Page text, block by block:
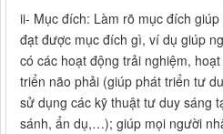
ii- Mục đích: Làm rõ mục đích
đạt được mục đích gì, ví dụ giúp
có các hoạt động trải nghiệm,
triển não phải (giúp phát triển tư
sử dụng các kỹ thuật tư duy sáng
sánh, ẩn dụ,…); giúp mọi người